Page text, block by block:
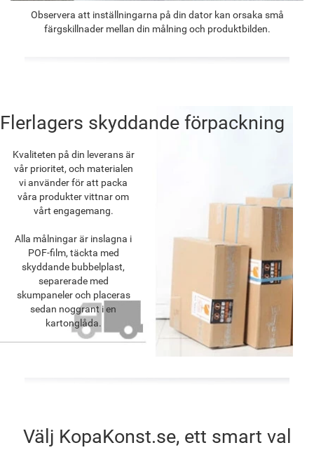
Observera att inställningarna på din dator kan orsaka små
färgskillnader mellan din målning och produktbilden.
Flerlagers skyddande förpackning
Kvaliteten på din leverans är
vår prioritet, och materialen
vi använder för att packa
våra produkter vittnar om
vårt engagemang.
Alla målningar är inslagna i
POF-film, täckta med
skyddande bubbelplast,
separerade med
skumpaneler och placeras
sedan noggrant i en
kartonglåda.
Välj KopaKonst.se, ett smart val